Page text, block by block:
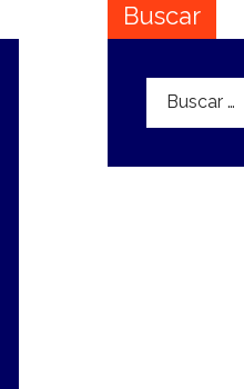
Buscar
Buscar: